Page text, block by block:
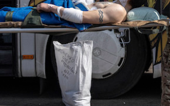
Mondiali calcio 2026